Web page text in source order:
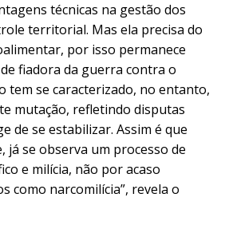
técnicas na gestão dos
territorial. Mas ela precisa do
por isso permanece
fiadora da guerra contra o
tem se caracterizado, no entanto,
mutação, refletindo disputas
de se estabilizar. Assim é que
já se observa um processo de
e milícia, não por acaso
como narcomilícia”, revela o